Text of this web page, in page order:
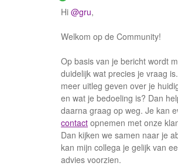
Hi @gru,
Welkom op de Community!
Op basis van je bericht wordt
duidelijk wat precies je vraag
meer uitleg geven over je
en wat je bedoeling is? Dan
daarna graag op weg. Je kan
contact opnemen met onze
Dan kijken we samen naar je
kan mijn collega je gelijk van
advies voorzien.